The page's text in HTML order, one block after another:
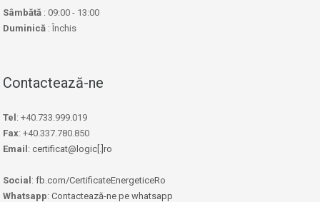
Sâmbătă : 09:00 - 13:00
Duminică : Închis
Contactează-ne
Tel : +40.733.999.019
Fax: +40.337.780.850
Email : certificat@logic[.]ro
Social : fb.com/CertificateEnergeticeRo
Whatsapp: Contactează-ne pe whatsapp